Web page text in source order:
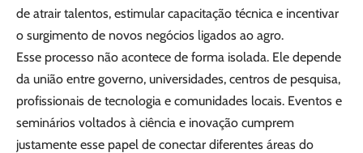
de atrair talentos, estimular capacitação técnica e incentivar
o surgimento de novos negócios ligados ao agro.
Esse processo não acontece de forma isolada. Ele depende
da união entre governo, universidades, centros de pesquisa,
profissionais de tecnologia e comunidades locais. Eventos e
seminários voltados à ciência e inovação cumprem
justamente esse papel de conectar diferentes áreas do